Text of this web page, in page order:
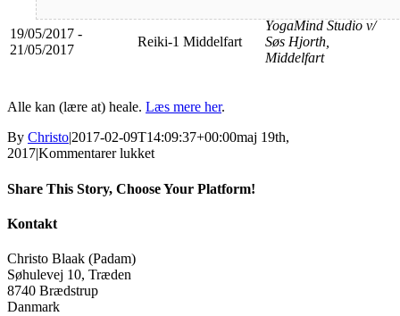
19/05/2017 -
21/05/2017
Reiki-1 Middelfart
YogaMind Studio v/
Søs Hjorth,
Middelfart
Alle kan (lære at) heale. Læs mere her.
By Christo|2017-02-09T14:09:37+00:00maj 19th,
2017|Kommentarer lukkettil
1
Share This Story, Choose Your Platform!
Facebook
X
Reddit
LinkedIn
Tumblr
Pinterest
Vk
E-
Kontakt
Christo Blaak (Padam)
Søhulevej 10, Træden
8740 Brædstrup
Danmark